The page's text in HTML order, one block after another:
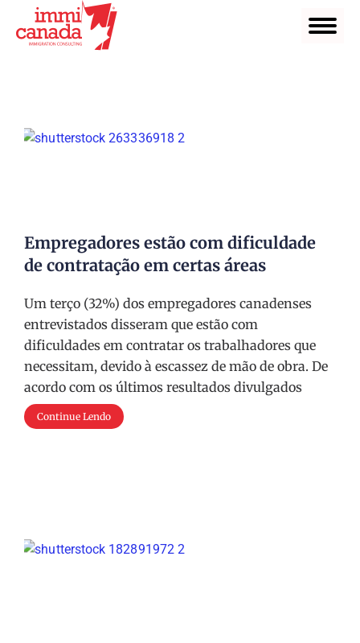
Empregadores estão com dificuldade
de contratação em certas áreas
Um terço (32%) dos empregadores canadenses
entrevistados disseram que estão com
dificuldades em contratar os trabalhadores que
necessitam, devido à escassez de mão de obra. De
acordo com os últimos resultados divulgados
Continue Lendo